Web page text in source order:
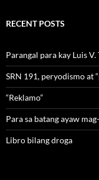
RECENT POSTS
Parangal para kay Luis
SRN 191, peryodismo at
“Reklamo”
Para sa batang ayaw
Libro bilang droga